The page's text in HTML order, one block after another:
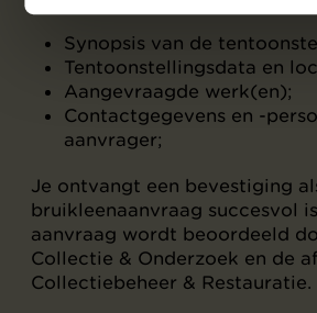
Synopsis van de
Tentoonstellingsdata en
Aangevraagde werk(en);
Contactgegevens en -
aanvrager;
Je ontvangt een bevestiging
bruikleenaanvraag succesvol
aanvraag wordt beoordeeld
Collectie & Onderzoek en de
Collectiebeheer & Restauratie.